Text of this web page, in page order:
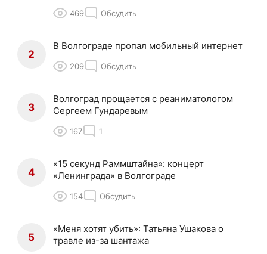
469 Обсудить
2
В Волгограде пропал мобильный интернет
209 Обсудить
3
Волгоград прощается с реаниматологом
Сергеем Гундаревым
167 1
4
«15 секунд Раммштайна»: концерт
«Ленинграда» в Волгограде
154 Обсудить
5
«Меня хотят убить»: Татьяна Ушакова о
травле из-за шантажа